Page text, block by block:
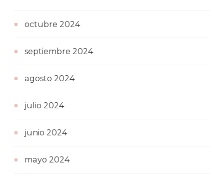
octubre 2024
septiembre 2024
agosto 2024
julio 2024
junio 2024
mayo 2024